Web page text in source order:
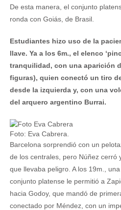
De esta manera, el conjunto
ronda con Goiás, de Brasil.
Estudiantes hizo uso de la
llave. Ya a los 6m., el elenco
tranquilidad, con una aparición
figuras), quien conectó un tiro
desde la izquierda y, con una
del arquero argentino Burrai.
Foto: Eva Cabrera.
Barcelona sorprendió con un
de los centrales, pero Núñez cerró
que llevaba peligro. A los 19m.,
conjunto platense le permitió a
hacia Godoy, que mandó de
conectado por Méndez, con un